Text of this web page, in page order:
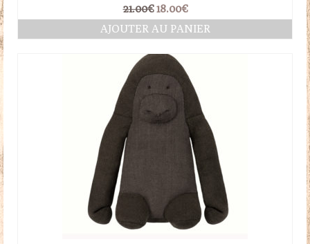
21.00€ Le
prix
initial
21.00€.
18.00€Le
prix
actuel
AJOUTER AU PANIER